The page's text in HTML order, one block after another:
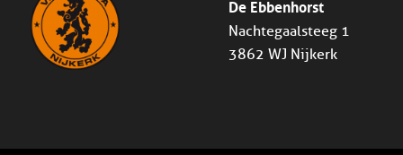
De Ebbenhorst
Nachtegaalsteeg 1
3862 WJ Nijkerk